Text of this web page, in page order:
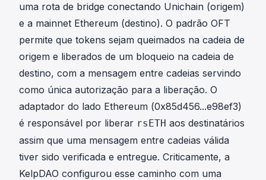
uma rota de bridge conectando Unichain (origem)
e a mainnet Ethereum (destino). O padrão OFT
permite que tokens sejam queimados na cadeia de
origem e liberados de um bloqueio na cadeia de
destino, com a mensagem entre cadeias servindo
como única autorização para a liberação. O
adaptador do lado Ethereum (0x85d456...e98ef3)
é responsável por liberar rsETH aos destinatários
assim que uma mensagem entre cadeias válida
tiver sido verificada e entregue. Criticamente, a
KelpDAO configurou esse caminho com uma